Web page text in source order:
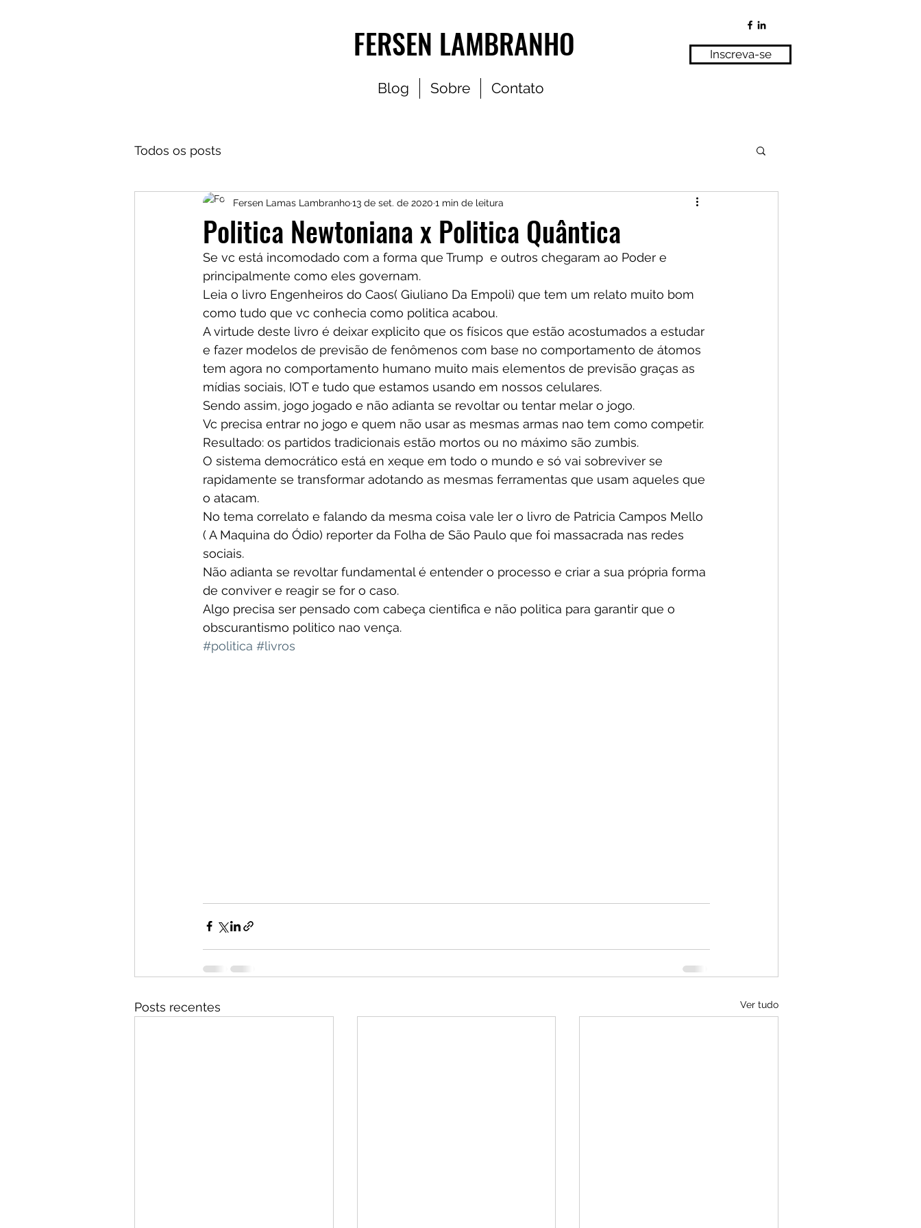
FERSEN LAMBRANHO
Blog Sobre Contato
Inscreva-se
Todos os posts
Politica Newtoniana x Politica Quântica
Fersen Lamas Lambranho13 de set. de 2020 1 min de leitura
Se vc está incomodado com a forma que Trump  e outros chegaram ao Poder e
principalmente como eles governam.
Leia o livro Engenheiros do Caos( Giuliano Da Empoli) que tem um relato muito bom
como tudo que vc conhecia como politica acabou.
A virtude deste livro é deixar explicito que os físicos que estão acostumados a estudar
e fazer modelos de previsão de fenômenos com base no comportamento de átomos
tem agora no comportamento humano muito mais elementos de previsão graças as
mídias sociais, IOT e tudo que estamos usando em nossos celulares.
Sendo assim, jogo jogado e não adianta se revoltar ou tentar melar o jogo.
Vc precisa entrar no jogo e quem não usar as mesmas armas nao tem como competir.
Resultado: os partidos tradicionais estão mortos ou no máximo são zumbis.
O sistema democrático está en xeque em todo o mundo e só vai sobreviver se
rapidamente se transformar adotando as mesmas ferramentas que usam aqueles que
o atacam.
No tema correlato e falando da mesma coisa vale ler o livro de Patricia Campos Mello
( A Maquina do Ódio) reporter da Folha de São Paulo que foi massacrada nas redes
sociais.
Não adianta se revoltar fundamental é entender o processo e criar a sua própria forma
de conviver e reagir se for o caso.
Algo precisa ser pensado com cabeça cientifica e não politica para garantir que o
obscurantismo politico nao vença.
#politica #livros
Posts recentes Ver tudo